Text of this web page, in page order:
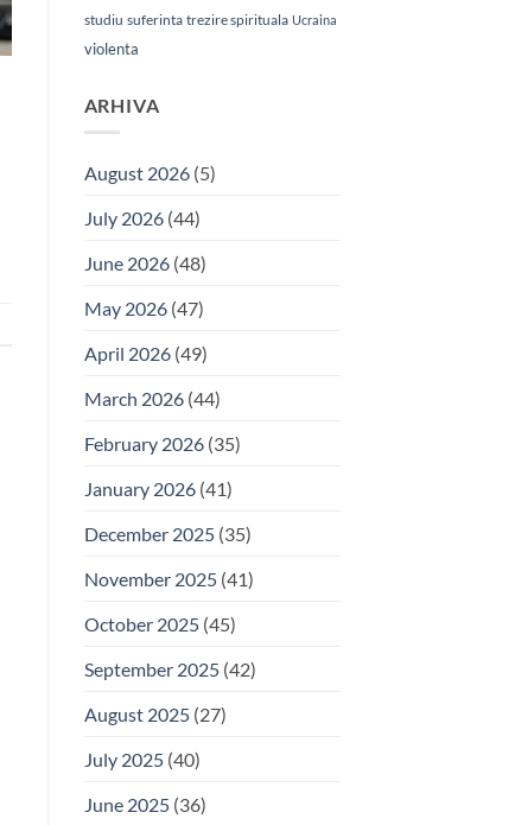
studiu suferinta trezire spirituala Ucraina
violenta
ARHIVA
August 2026(5)
July 2026(44)
June 2026(48)
May 2026(47)
April 2026(49)
March 2026(44)
February 2026(35)
January 2026(41)
December 2025(35)
November 2025(41)
October 2025(45)
September 2025(42)
August 2025(27)
July 2025(40)
June 2025(36)